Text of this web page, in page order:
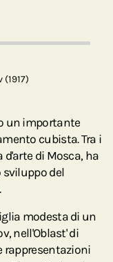
un importante
cubista. Tra i
di Mosca, ha
del
modesta di un
nell'Oblast' di
rappresentazioni